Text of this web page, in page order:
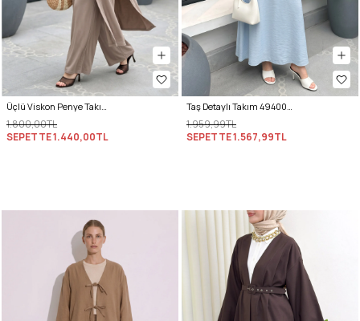
Üçlü Viskon Penye Takım 13205 - VİZON
1.800,00TL
SEPETTE1.440,00TL
Taş Detaylı Takım 494004 - BEBE MAVİSİ
1.959,99TL
SEPETTE1.567,99TL